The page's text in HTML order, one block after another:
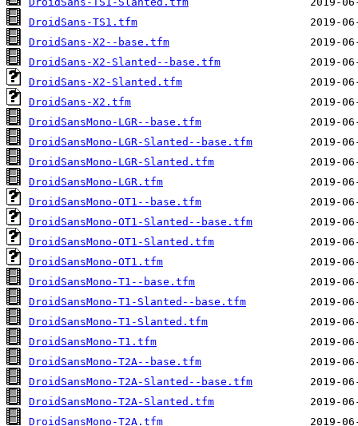
DroidSans-TS1.tfm
DroidSans-X2--base.tfm
DroidSans-X2-Slanted--base.tfm
DroidSans-X2-Slanted.tfm
DroidSans-X2.tfm
DroidSansMono-LGR--base.tfm
DroidSansMono-LGR-Slanted--base.tfm
DroidSansMono-LGR-Slanted.tfm
DroidSansMono-LGR.tfm
DroidSansMono-OT1--base.tfm
DroidSansMono-OT1-Slanted--base.tfm
DroidSansMono-OT1-Slanted.tfm
DroidSansMono-OT1.tfm
DroidSansMono-T1--base.tfm
DroidSansMono-T1-Slanted--base.tfm
DroidSansMono-T1-Slanted.tfm
DroidSansMono-T1.tfm
DroidSansMono-T2A--base.tfm
DroidSansMono-T2A-Slanted--base.tfm
DroidSansMono-T2A-Slanted.tfm
DroidSansMono-T2A.tfm